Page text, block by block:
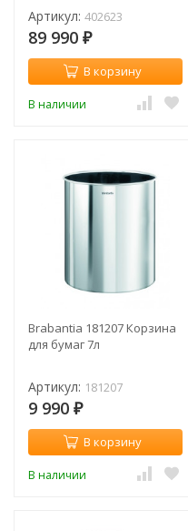
Артикул: 402623
89 990 ₽
В корзину
В наличии
Brabantia 181207 Корзина
для бумаг 7л
Артикул: 181207
9 990 ₽
В корзину
В наличии